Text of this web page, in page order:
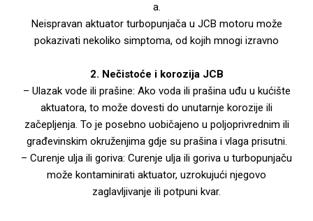
a.
Neispravan aktuator turbopunjača u JCB motoru može
pokazivati ​​nekoliko simptoma, od kojih mnogi izravno
2. Nečistoće i korozija JCB
– Ulazak vode ili prašine: Ako voda ili prašina uđu u kućište
aktuatora, to može dovesti do unutarnje korozije ili
začepljenja. To je posebno uobičajeno u poljoprivrednim ili
građevinskim okruženjima gdje su prašina i vlaga prisutni.
– Curenje ulja ili goriva: Curenje ulja ili goriva u turbopunjaču
može kontaminirati aktuator, uzrokujući njegovo
zaglavljivanje ili potpuni kvar.